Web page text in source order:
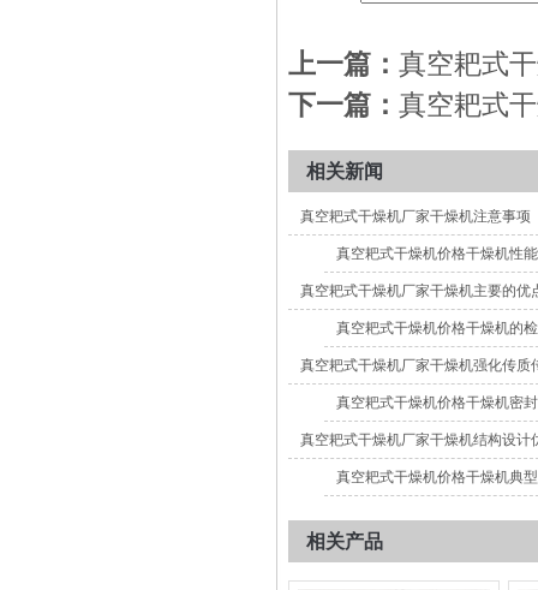
上一篇： 真空耙式
下一篇： 真空耙式
相关新闻
真空耙式干燥机厂家干燥机注意事项
真空耙式干燥机价格干燥机性
真空耙式干燥机厂家干燥机主要的优
真空耙式干燥机价格干燥机的
真空耙式干燥机厂家干燥机强化传质
真空耙式干燥机价格干燥机密
真空耙式干燥机厂家干燥机结构设计
真空耙式干燥机价格干燥机典
相关产品